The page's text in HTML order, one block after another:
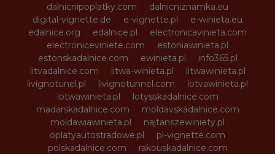
dalnicnipoplatky.com
dalnicniznamka.eu
digital-vignette.de
e-vignette.pl
e-winieta.eu
edalnice.org
edalnice.pl
electronicavinieta.com
electroniceviniete.com
estoniawinieta.pl
estonskadalnice.com
ewinieta.pl
info365.pl
litvadalnice.com
litwa-winieta.pl
litwawinieta.pl
livignotunel.pl
livignotunnel.com
lotvawinieta.pl
lotwawinieta.pl
lotysskadalnice.com
madarskadalnice.com
moldavskadalnice.com
moldawiawinieta.pl
najtanszewiniety.pl
oplatyautostradowe.pl
pl-vignette.com
polskadalnice.com
rakouskadalnice.com